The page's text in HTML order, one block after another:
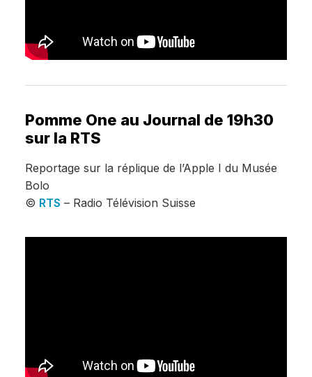
Pomme One au Journal de 19h30
sur la RTS
Reportage sur la réplique de l’Apple I du Musée
Bolo
© RTS – Radio Télévision Suisse